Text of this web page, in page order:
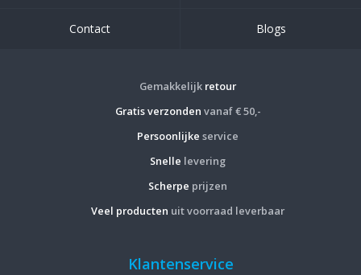
Contact Blogs
Gemakkelijk retour
Gratis verzonden vanaf € 50,-
Persoonlijke service
Snelle levering
Scherpe prijzen
Veel producten uit voorraad leverbaar
Klantenservice